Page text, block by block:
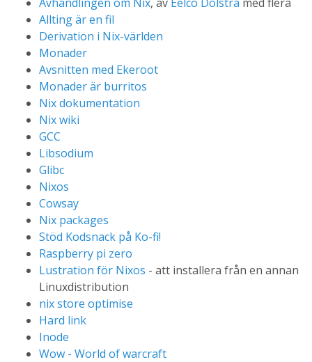
Allting är en fil
Derivation i Nix-världen
Monader
Avsnitten med Ekeroot
Monader är burritos
Nix dokumentation
Nix wiki
GCC
Libsodium
Glibc
Nixos
Cowsay
Nix packages
Stöd Kodsnack på Ko-fi!
Raspberry pi zero
Lustration för Nixos - att installera från en annan
Linuxdistribution
nix store optimise
Hard link
Inode
Wow - World of warcraft